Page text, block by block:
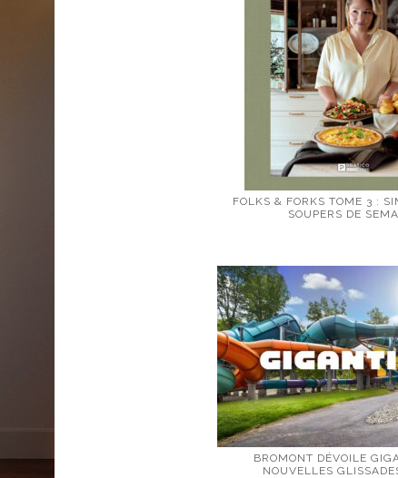
FOLKS & FORKS TOME 3 :
SOUPERS DE
BROMONT DÉVOILE
NOUVELLES